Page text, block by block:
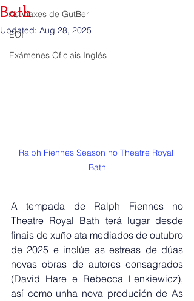
As Viaxes de GutBer
EOI
Exámenes Oficiais Inglés
Bath
Updated: Aug 28, 2025
Ralph Fiennes Season no Theatre Royal
Bath
A tempada de Ralph Fiennes no
Theatre Royal Bath terá lugar desde
finais de xuño ata mediados de outubro
de 2025 e inclúe as estreas de dúas
novas obras de autores consagrados
(David Hare e Rebecca Lenkiewicz),
así como unha nova produción de As